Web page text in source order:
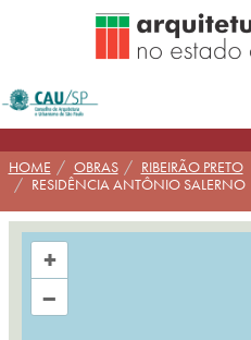
HOME OBRAS
RIBEIRÃO PRETO
RESIDÊNCIA ANTÔNIO SALERNO
+
–